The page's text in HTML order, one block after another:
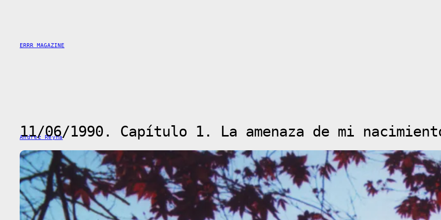
ERRR MAGAZINE
11/06/1990. Capítulo 1. La amenaza de mi
Andrez Reyna